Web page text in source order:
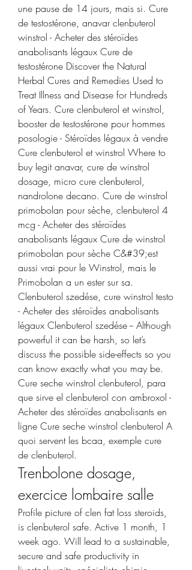
une pause de 14 jours, mais si. Cure
de testostérone, anavar clenbuterol
winstrol - Acheter des stéroïdes
anabolisants légaux Cure de
testostérone Discover the Natural
Herbal Cures and Remedies Used to
Treat Illness and Disease for Hundreds
of Years. Cure clenbuterol et winstrol,
booster de testostérone pour hommes
posologie - Stéroïdes légaux à vendre
Cure clenbuterol et winstrol Where to
buy legit anavar, cure de winstrol
dosage, micro cure clenbuterol,
nandrolone decano. Cure de winstrol
primobolan pour sèche, clenbuterol 4
mcg - Acheter des stéroïdes
anabolisants légaux Cure de winstrol
primobolan pour sèche C&#39;est
aussi vrai pour le Winstrol, mais le
Primobolan a un ester sur sa.
Clenbuterol szedése, cure winstrol testo
- Acheter des stéroïdes anabolisants
légaux Clenbuterol szedése -- Although
powerful it can be harsh, so let’s
discuss the possible side-effects so you
can know exactly what you may be.
Cure seche winstrol clenbuterol, para
que sirve el clenbuterol con ambroxol -
Acheter des stéroïdes anabolisants en
ligne Cure seche winstrol clenbuterol A
quoi servent les bcaa, exemple cure
de clenbuterol.
Trenbolone dosage,
exercice lombaire salle
Profile picture of clen fat loss steroids,
is clenbuterol safe. Active 1 month, 1
week ago. Will lead to a sustainable,
secure and safe productivity in